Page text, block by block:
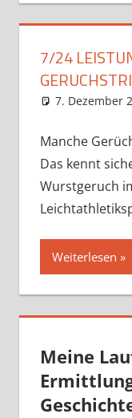
7/24
7. Dezember
Manche
Das kennt
Wurstgeruch
Weiterlesen
Meine